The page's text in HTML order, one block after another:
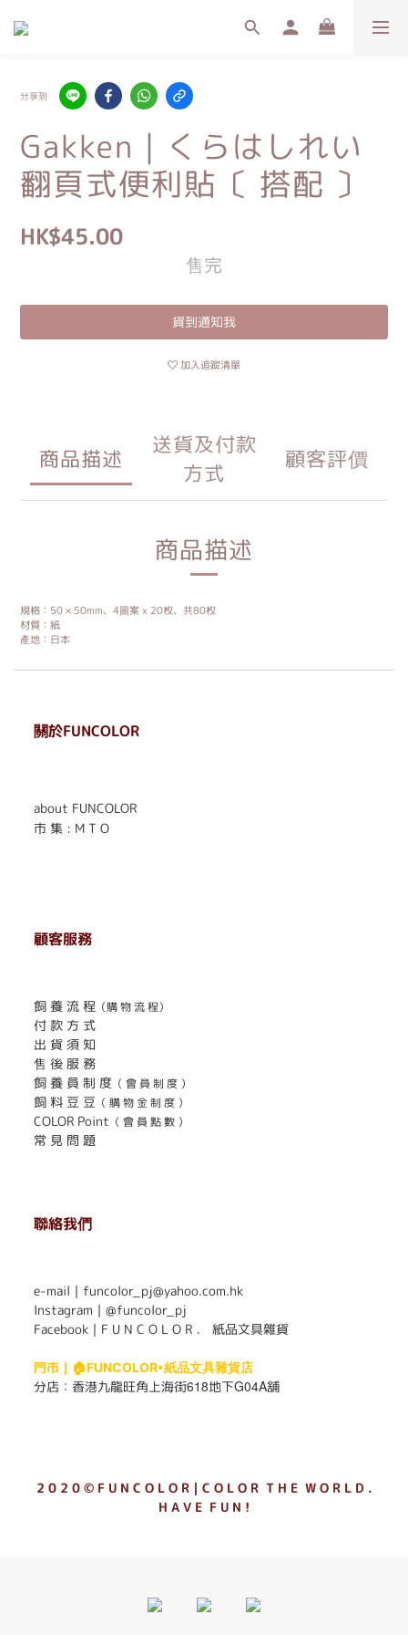
分享到
Gakken｜くらはしれい
翻頁式便利貼〔 搭配 〕
HK$45.00
售完
貨到通知我
加入追蹤清單
商品描述
送貨及付款
方式
顧客評價
商品描述
規格：50 × 50mm、4圖案 x 20枚、共80枚
材質：紙
產地：日本
關於FUNCOLOR
about FUNCOLOR
市 集 : M T O
顧客服務
飼 養 流 程 （購 物 流 程）
付 款 方 式
出 貨 須 知
售 後 服 務
飼 養 員 制 度 （ 會 員 制 度 ）
飼 料 豆 豆 （ 購 物 金 制 度 ）
COLOR Point （ 會 員 點 數 ）
常 見 問 題
聯絡我們
e-mail｜funcolor_pj@yahoo.com.hk
Instagram｜ @funcolor_pj
Facebook｜ F U N C O L O R ． 紙品文具雜貨
門市｜ 🏠FUNCOLOR•紙品文具雜貨店
分店： 香港九龍旺角上海街618地下G04A舖
2 0 2 0 © F U N C O L O R｜C O L O R T H E W O R L D .
H A V E F U N !